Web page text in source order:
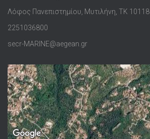
Λόφος Πανεπιστημίου, Μυτιλήνη, ΤΚ 10118
2251036800
secr-MARINE@aegean.gr